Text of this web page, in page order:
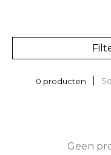
0 producten
Geen